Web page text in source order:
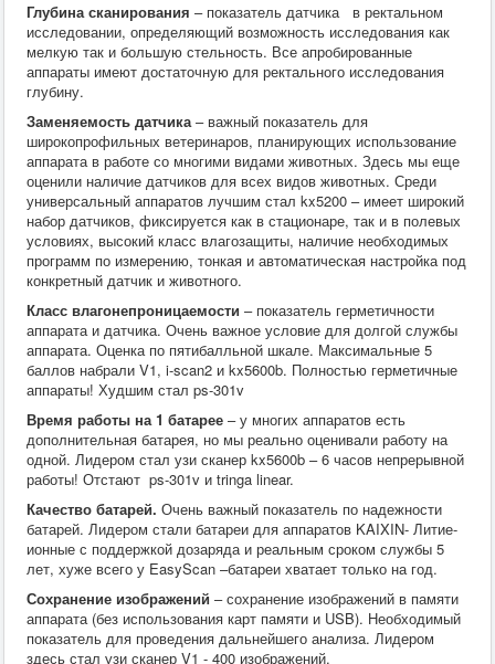
Глубина сканирования – показатель датчика в ректальном
исследовании, определяющий возможность исследования как
мелкую так и большую стельность. Все апробированные
аппараты имеют достаточную для ректального исследования
глубину.
Заменяемость датчика– важный показатель для
широкопрофильных ветеринаров, планирующих использование
аппарата в работе со многими видами животных. Здесь мы еще
оценили наличие датчиков для всех видов животных. Среди
универсальный аппаратов лучшим стал kx5200 – имеет широкий
набор датчиков, фиксируется как в стационаре, так и в полевых
условиях, высокий класс влагозащиты, наличие необходимых
программ по измерению, тонкая и автоматическая настройка под
конкретный датчик и животного.
Класс влагонепроницаемости – показатель герметичности
аппарата и датчика. Очень важное условие для долгой службы
аппарата. Оценка по пятибалльной шкале. Максимальные 5
баллов набрали V1, i-scan2 и kx5600b. Полностью герметичные
аппараты! Худшим стал ps-301v
Время работы на 1 батарее – у многих аппаратов есть
дополнительная батарея, но мы реально оценивали работу на
одной. Лидером стал узи сканер kx5600b – 6 часов непрерывной
работы! Отстают ps-301v и tringa linear.
Качество батарей. Очень важный показатель по надежности
батарей. Лидером стали батареи для аппаратов KAIXIN- Литие-
ионные с поддержкой дозаряда и реальным сроком службы 5
лет, хуже всего у EasyScan –батареи хватает только на год.
Сохранение изображений – сохранение изображений в памяти
аппарата (без использования карт памяти и USB). Необходимый
показатель для проведения дальнейшего анализа. Лидером
здесь стал узи сканер V1 - 400 изображений.